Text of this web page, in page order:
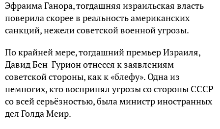
Эфраима Ганора, тогдашняя израильская власть
поверила скорее в реальность американских
санкций, нежели советской военной угрозы.
По крайней мере, тогдашний премьер Израиля,
Давид Бен-Гурион отнесся к заявлениям
советской стороны, как к «блефу». Одна из
немногих, кто воспринял угрозы со стороны СССР
со всей серьёзностью, была министр иностранных
дел Голда Меир.